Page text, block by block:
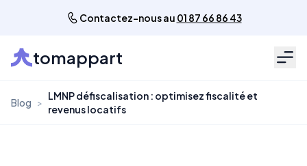
Contactez-nous au 01 87 66 86 43
tomappart
Blog >
LMNP défiscalisation : optimisez fiscalité et
revenus locatifs